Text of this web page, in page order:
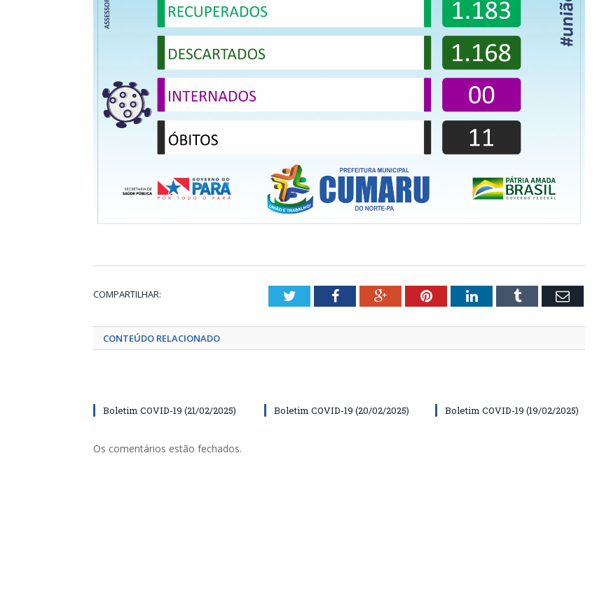
COMPARTILHAR: TwitterFacebookGoogle+PinterestLinkedInTumblr Email
CONTEÚDO RELACIONADO
Boletim COVID-19 (21/02/2025) Boletim COVID-19 (20/02/2025) Boletim COVID-19 (19/02/2025)
Os comentários estão fechados.